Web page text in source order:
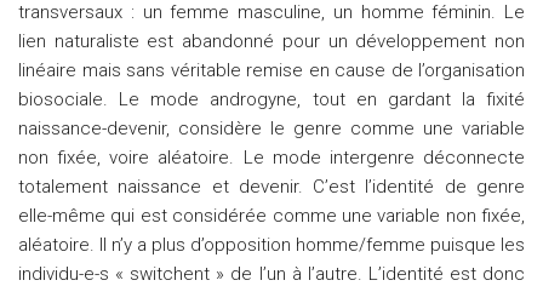
transversaux : un femme masculine, un homme féminin. Le
lien naturaliste est abandonné pour un développement non
linéaire mais sans véritable remise en cause de l’organisation
biosociale. Le mode androgyne, tout en gardant la fixité
naissance-devenir, considère le genre comme une variable
non fixée, voire aléatoire. Le mode intergenre déconnecte
totalement naissance et devenir. C’est l’identité de genre
elle-même qui est considérée comme une variable non fixée,
aléatoire. Il n’y a plus d’opposition homme/femme puisque les
individu-e-s « switchent » de l’un à l’autre. L’identité est donc